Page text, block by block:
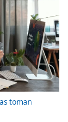
toman